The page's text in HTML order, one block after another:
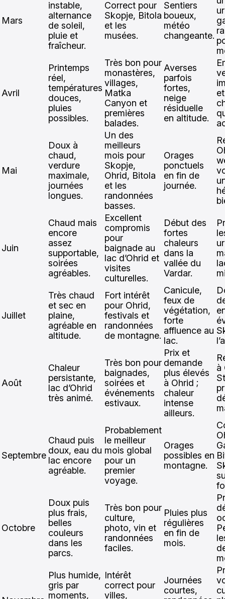
Mars
instable,
alternance
de soleil,
pluie et
fraîcheur.
Correct pour
Skopje, Bitola
et les
musées.
Sentiers
boueux,
météo
changeante.
Avril
Printemps
réel,
températures
douces,
pluies
possibles.
Très bon pour
monastères,
villages,
Matka
Canyon et
premières
balades.
Averses
parfois
fortes,
neige
résiduelle
en altitude.
et
Mai
Doux à
chaud,
verdure
maximale,
journées
longues.
Un des
meilleurs
mois pour
Skopje,
Ohrid, Bitola
et les
randonnées
basses.
Orages
ponctuels
en fin de
journée.
Juin
Chaud mais
encore
assez
supportable,
soirées
agréables.
Excellent
compromis
pour
baignade au
lac d’Ohrid et
visites
culturelles.
Début des
fortes
chaleurs
dans la
vallée du
Vardar.
Juillet
Très chaud
et sec en
plaine,
agréable en
altitude.
Fort intérêt
pour Ohrid,
festivals et
randonnées
de montagne.
Canicule,
feux de
végétation,
forte
affluence au
lac.
Août
Chaleur
persistante,
lac d’Ohrid
très animé.
Très bon pour
baignades,
soirées et
événements
estivaux.
Prix et
demande
plus élevés
à Ohrid ;
chaleur
intense
ailleurs.
à
Septembre
Chaud puis
doux, eau du
lac encore
agréable.
Probablement
le meilleur
mois global
pour un
premier
voyage.
Orages
possibles en
montagne.
Octobre
Doux puis
plus frais,
belles
couleurs
dans les
parcs.
Très bon pour
culture,
photo, vin et
randonnées
faciles.
Pluies plus
régulières
en fin de
mois.
Plus humide,
gris par
moments,
Intérêt
correct pour
villes,
Journées
courtes,